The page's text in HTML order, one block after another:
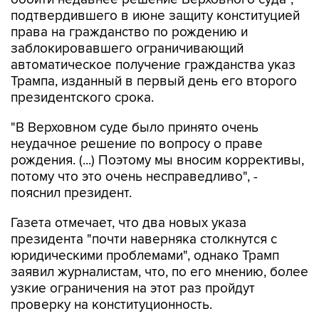
подтвердившего в июне защиту конституцией
права на гражданство по рождению и
заблокировавшего ограничивающий
автоматическое получение гражданства указ
Трампа, изданный в первый день его второго
президентского срока.
"В Верховном суде было принято очень
неудачное решение по вопросу о праве
рождения. (...) Поэтому мы вносим коррективы,
потому что это очень несправедливо", -
пояснил президент.
Газета отмечает, что два новых указа
президента "почти наверняка столкнутся с
юридическими проблемами", однако Трамп
заявил журналистам, что, по его мнению, более
узкие ограничения на этот раз пройдут
проверку на конституционность.